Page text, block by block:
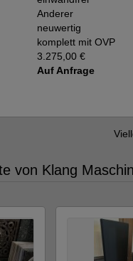
Anderer
neuwertig
komplett mit OVP
3.275,00 €
Auf Anfrage
von Klang